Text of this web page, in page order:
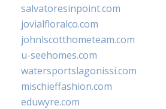
salvatoresinpoint.com
jovialfloralco.com
johnlscotthometeam.com
u-seehomes.com
watersportslagonissi.com
mischieffashion.com
eduwyre.com